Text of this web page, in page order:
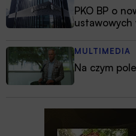
PKO BP o
ustawowych
MULTIMEDIA
Na czym